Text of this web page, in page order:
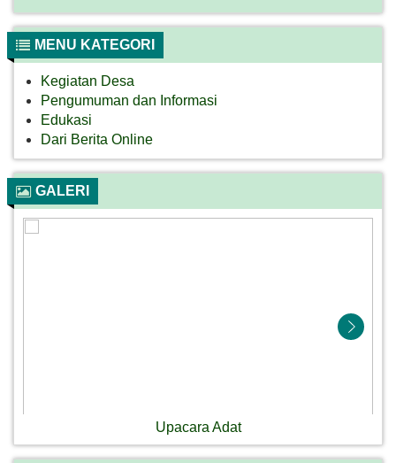
MENU KATEGORI
Kegiatan Desa
Pengumuman dan Informasi
Edukasi
Dari Berita Online
GALERI
Upacara Adat